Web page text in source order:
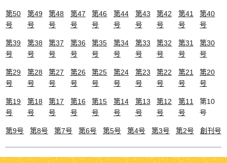
第50
号
第49
号
第48
号
第47
号
第46
号
第44
号
第43
号
第42
号
第41
号
第40
号
第39
号
第38
号
第37
号
第36
号
第35
号
第34
号
第33
号
第32
号
第31
号
第30
号
第29
号
第28
号
第27
号
第26
号
第25
号
第24
号
第23
号
第22
号
第21
号
第20
号
第19
号
第18
号
第17
号
第16
号
第15
号
第14
号
第13
号
第12
号
第11
号
第10
号
第9号 第8号 第7号 第6号 第5号 第4号 第3号 第2号 創刊号